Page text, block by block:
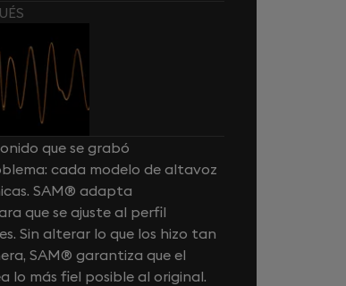
que se grabó
cada modelo de altavoz
SAM® adapta
que se ajuste al perfil
Sin alterar lo que los hizo tan
SAM® garantiza que el
lo más fiel posible al original.